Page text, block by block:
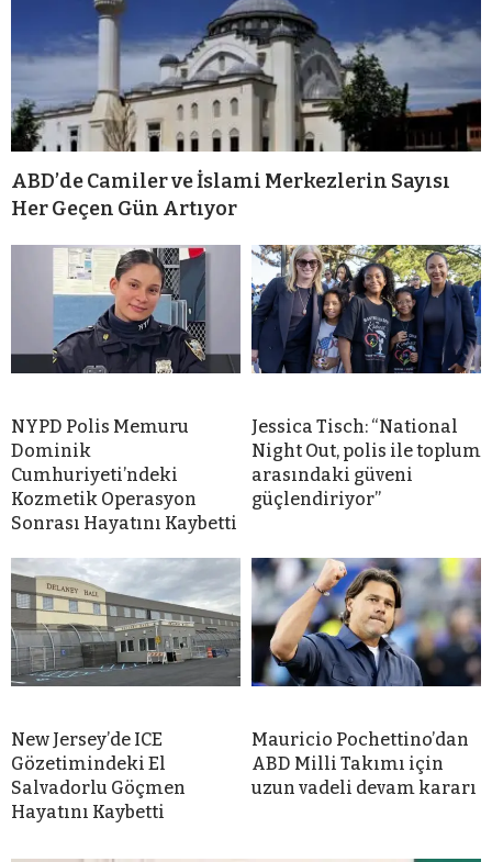
ABD’de Camiler ve İslami Merkezlerin Sayısı
Her Geçen Gün Artıyor
NYPD Polis Memuru
Dominik
Cumhuriyeti’ndeki
Kozmetik Operasyon
Sonrası Hayatını Kaybetti
Jessica Tisch: “National
Night Out, polis ile toplum
arasındaki güveni
güçlendiriyor”
New Jersey’de ICE
Gözetimindeki El
Salvadorlu Göçmen
Hayatını Kaybetti
Mauricio Pochettino’dan
ABD Milli Takımı için
uzun vadeli devam kararı